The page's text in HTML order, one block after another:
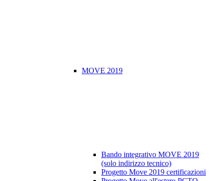
MOVE 2019
Bando integrativo MOVE 2019
(solo indirizzo tecnico)
Progetto Move 2019 certificazioni